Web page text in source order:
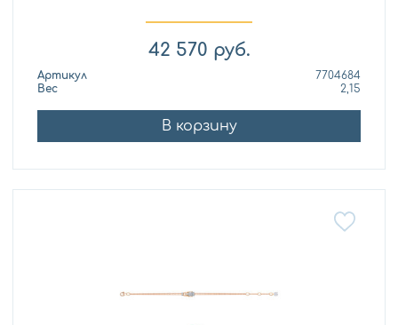
42 570 руб.
Артикул
7704684
Вес
2,15
В корзину